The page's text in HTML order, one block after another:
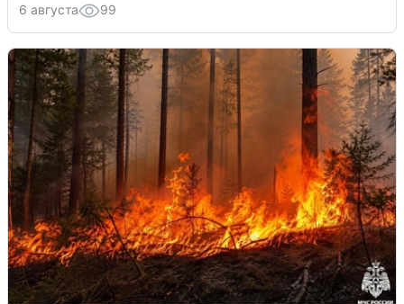
6 августа 99